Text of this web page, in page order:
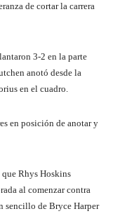
de cortar la carrera
3-2 en la parte
anotó desde la
en el cuadro.
en posición de anotar y
Rhys Hoskins
al comenzar contra
sencillo de Bryce Harper